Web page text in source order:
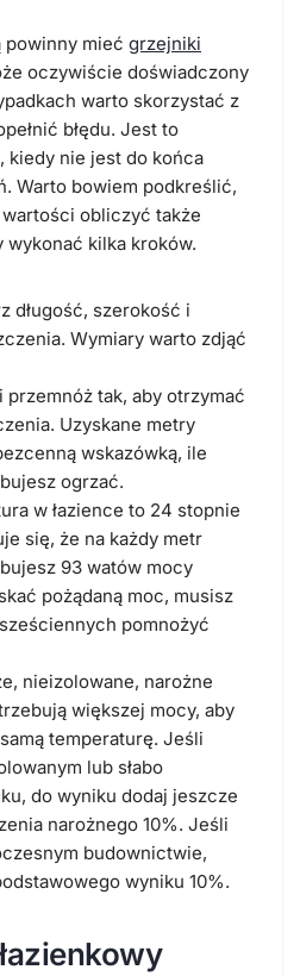
powinny mieć grzejniki
oczywiście doświadczony
warto skorzystać z
błędu. Jest to
kiedy nie jest do końca
Warto bowiem podkreślić,
obliczyć także
wykonać kilka kroków.
długość, szerokość i
Wymiary warto zdjąć
przemnóż tak, aby otrzymać
Uzyskane metry
wskazówką, ile
ogrzać.
w łazience to 24 stopnie
się, że na każdy metr
93 watów mocy
pożądaną moc, musisz
pomnożyć
nieizolowane, narożne
większej mocy, aby
temperaturę. Jeśli
lub słabo
do wyniku dodaj jeszcze
narożnego 10%. Jeśli
budownictwie,
wyniku 10%.